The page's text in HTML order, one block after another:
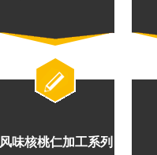
风味核桃仁加工系列